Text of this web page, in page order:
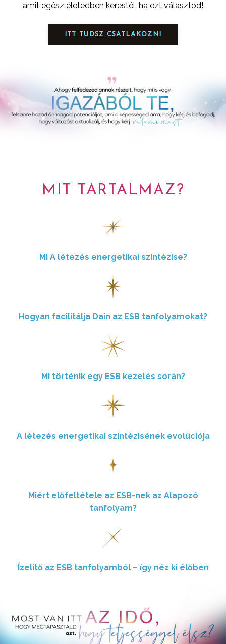
amit egész életedben kerestél, ha ezt választod!
ITT TUDSZ CSATLAKOZNI
MIT TARTALMAZ?
Mi A létezés energetikai szintézise?
Hogyan facilitálja Dain az ESB tanfolyamokat?
Mi történik egy ESB kezelés során?
A létezés energetikai szintézisének evolúciója
Miért előfeltétele az ESB-nek az Alapozó
tanfolyam?
Ízelítő az ESB tanfolyamból – így néz ki élőben